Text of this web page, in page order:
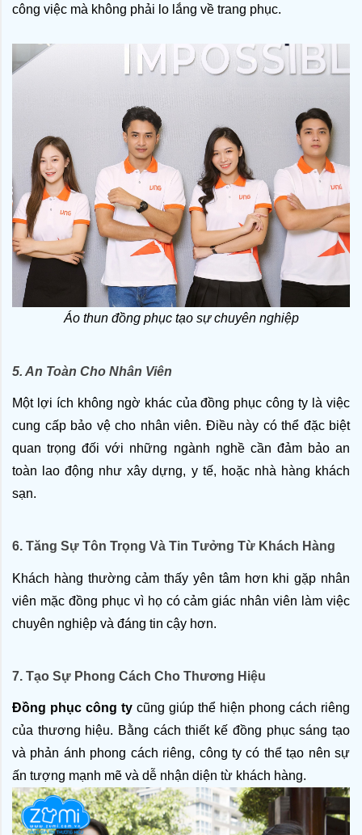
công việc mà không phải lo lắng về trang phục.
Áo thun đồng phục tạo sự chuyên nghiệp
5. An Toàn Cho Nhân Viên
Một lợi ích không ngờ khác của đồng phục công ty là việc
cung cấp bảo vệ cho nhân viên. Điều này có thể đặc biệt
quan trọng đối với những ngành nghề cần đảm bảo an
toàn lao động như xây dựng, y tế, hoặc nhà hàng khách
sạn.
6. Tăng Sự Tôn Trọng Và Tin Tưởng Từ Khách Hàng
Khách hàng thường cảm thấy yên tâm hơn khi gặp nhân
viên mặc đồng phục vì họ có cảm giác nhân viên làm việc
chuyên nghiệp và đáng tin cậy hơn.
7. Tạo Sự Phong Cách Cho Thương Hiệu
Đồng phục công ty cũng giúp thể hiện phong cách riêng
của thương hiệu. Bằng cách thiết kế đồng phục sáng tạo
và phản ánh phong cách riêng, công ty có thể tạo nên sự
ấn tượng mạnh mẽ và dễ nhận diện từ khách hàng.